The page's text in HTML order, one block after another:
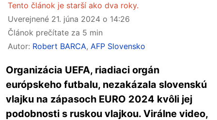
Tento článok je starší ako dva roky.
Uverejnené 21. júna 2024 o 14:26
Článok prečítate za 5 min
Autor: Robert BARCA, AFP Slovensko
Organizácia UEFA, riadiaci orgán
európskeho futbalu, nezakázala slovenskú
vlajku na zápasoch EURO 2024 kvôli jej
podobnosti s ruskou vlajkou. Virálne video,